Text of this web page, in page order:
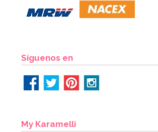
11,50€
Síguenos en
My Karamelli